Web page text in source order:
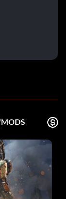
MODS